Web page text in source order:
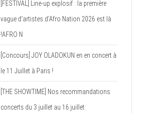
[FESTIVAL] Line-up explosif : la première
vague d’artistes d’Afro Nation 2026 est là
!AFRO N
[Concours] JOY OLADOKUN en en concert à
le 11 Juillet à Paris !
[THE SHOWTIME] Nos recommandations
concerts du 3 juillet au 16 juillet.